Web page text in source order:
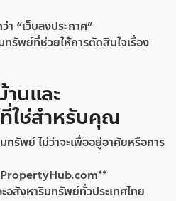
า “เว็บลงประกาศ”
รัพย์ที่ช่วยให้การตัดสินใจเรื่อง
นและ
ใช่สำหรับคุณ
รัพย์ ไม่ว่าจะเพื่ออยู่อาศัยหรือการ
สังหาริมทรัพย์ทั่วประเทศไทย